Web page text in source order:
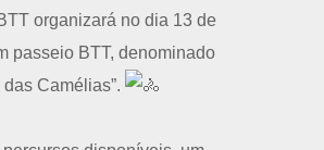
organizará no dia 13 de
passeio BTT, denominado
das Camélias”.